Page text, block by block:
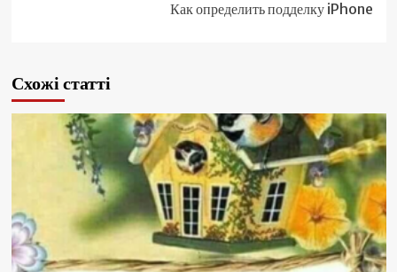
Как определить подделку iPhone
Схожі статті